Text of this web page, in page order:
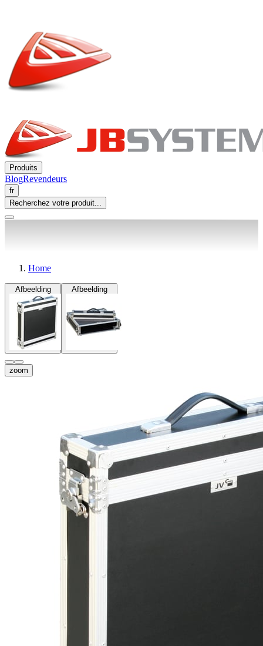
Produits
BlogRevendeurs
fr
Recherchez votre produit...
Home
Afbeelding Afbeelding
zoom